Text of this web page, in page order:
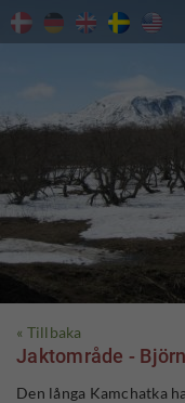
« Tillbaka
Jaktområde -
Den långa Kamchatka